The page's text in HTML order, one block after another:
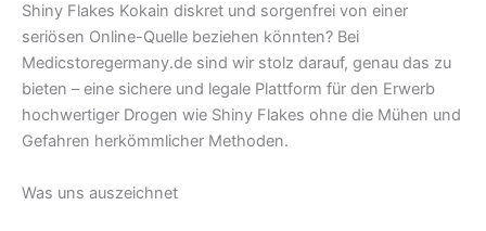
Shiny Flakes Kokain diskret und sorgenfrei von einer
seriösen Online-Quelle beziehen könnten? Bei
Medicstoregermany.de sind wir stolz darauf, genau das zu
bieten – eine sichere und legale Plattform für den Erwerb
hochwertiger Drogen wie Shiny Flakes ohne die Mühen und
Gefahren herkömmlicher Methoden.
Was uns auszeichnet